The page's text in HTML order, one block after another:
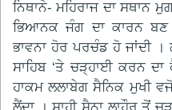
ਨਿਥਾਨੇ- ਮਹਿਰਾਜ ਦਾ ਸਥਾਨ
ਭਿਆਨਕ ਜੰਗ ਦਾ ਕਾਰਨ
ਭਾਵਨਾ ਹੋਰ ਪਰਚੰਡ ਹੋ ਜਾਂਦੀ ।
ਸਾਹਿਬ ‘ਤੇ ਚੜ੍ਹਾਈ ਕਰਨ
ਹਾਕਮ ਲਲਾਬੇਗ ਸੈਨਿਕ ਮੁਖੀ